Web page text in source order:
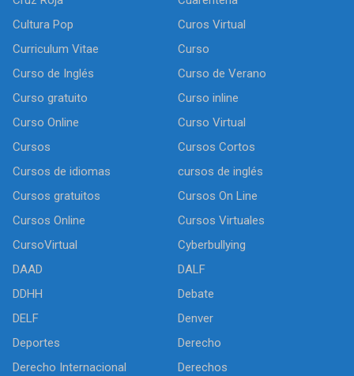
Cultura Pop
Curos Virtual
Curriculum Vitae
Curso
Curso de Inglés
Curso de Verano
Curso gratuito
Curso inline
Curso Online
Curso Virtual
Cursos
Cursos Cortos
Cursos de idiomas
cursos de inglés
Cursos gratuitos
Cursos On Line
Cursos Online
Cursos Virtuales
CursoVirtual
Cyberbullying
DAAD
DALF
DDHH
Debate
DELF
Denver
Deportes
Derecho
Derecho Internacional
Derechos